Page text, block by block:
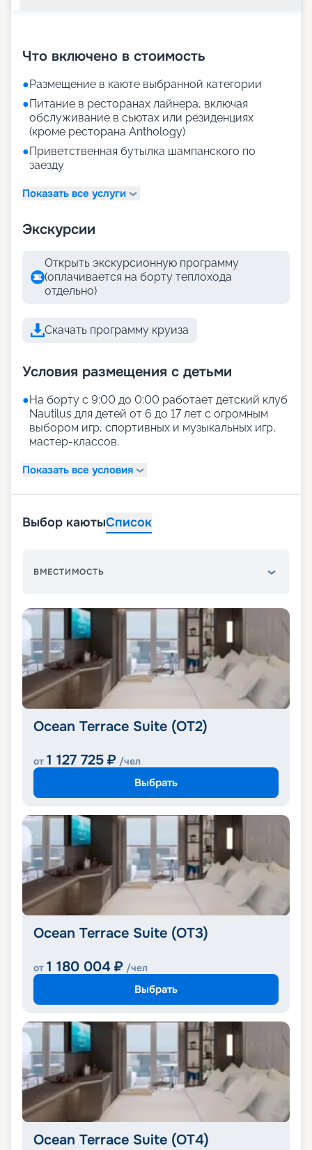
Что включено в стоимость
●Размещение в каюте выбранной категории
●Питание в ресторанах лайнера, включая
обслуживание в сьютах или резиденциях
(кроме ресторана Anthology)
●Приветственная бутылка шампанского по
заезду
Показать все услуги
Экскурсии
Открыть экскурсионную программу
(оплачивается на борту теплохода
отдельно)
Скачать программу круиза
Условия размещения с детьми
●На борту с 9:00 до 0:00 работает детский клуб
Nautilus для детей от 6 до 17 лет с огромным
выбором игр, спортивных и музыкальных игр,
мастер-классов.
Показать все условия
Выбор каютыСписок
ВМЕСТИМОСТЬ
Ocean Terrace Suite (OT2)
от 1 127 725 ₽ /чел
Выбрать
Ocean Terrace Suite (OT3)
от 1 180 004 ₽ /чел
Выбрать
Ocean Terrace Suite (OT4)